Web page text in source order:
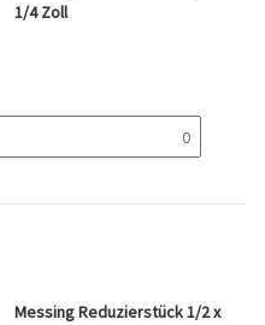
1/4 Zoll
Messing Reduzierstück 1/2 x